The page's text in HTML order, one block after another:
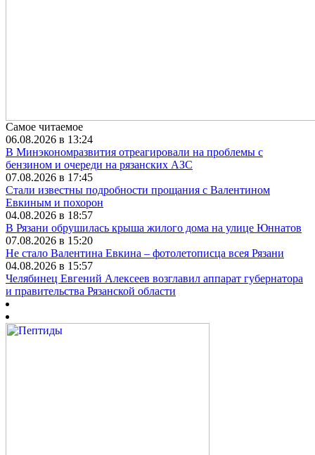
Самое читаемое
06.08.2026 в 13:24
В Минэкономразвития отреагировали на проблемы с
бензином и очереди на рязанских АЗС
07.08.2026 в 17:45
Стали известны подробности прощания с Валентином
Евкиным и похорон
04.08.2026 в 18:57
В Рязани обрушилась крыша жилого дома на улице Юннатов
07.08.2026 в 15:20
Не стало Валентина Евкина – фотолетописца всея Рязани
04.08.2026 в 15:57
Челябинец Евгений Алексеев возглавил аппарат губернатора
и правительства Рязанской области